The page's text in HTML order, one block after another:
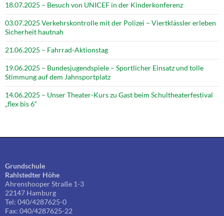
18.07.2025 – Besuch von UNICEF in der Kinderkonferenz
03.07.2025 Verkehrskontrolle mit der Polizei – Viertklässler erleben
Sicherheit hautnah
21.06.2025 – Fahrrad-Aktionstag
19.06.2025 – Bundesjugendspiele – Sportlicher Einsatz und tolle
Stimmung auf dem Jahnsportplatz
14.06.2025 – Unser Theater-Kurs zu Gast beim Schultheaterfestival
„flex bis 6“
Grundschule
Rahlstedter Höhe
Ahrenshooper Straße 1-3
22147 Hamburg
Tel: 040/4287625-0
Fax: 040/4287625-22